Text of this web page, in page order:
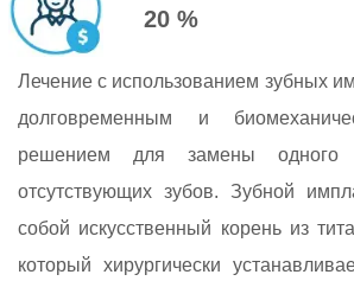
20 %
Лечение с использованием зубных
долговременным и
решением для замены одного
отсутствующих зубов. Зубной
собой искусственный корень из
который хирургически